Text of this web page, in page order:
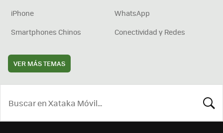
iPhone
WhatsApp
Smartphones Chinos
Conectividad y Redes
VER MÁS TEMAS